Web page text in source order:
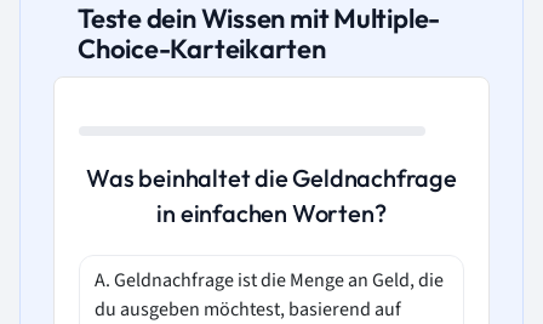
Teste dein Wissen mit Multiple-
Choice-Karteikarten
Was beinhaltet die Geldnachfrage
in einfachen Worten?
A. Geldnachfrage ist die Menge an Geld, die
du ausgeben möchtest, basierend auf